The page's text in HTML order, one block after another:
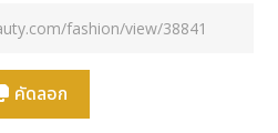
สามารถรับชมร้านเสมือนจริงได้
ร้านเพื่อยกระดับประสบกา
ารลูกค้าในทุกที่ ร้านเสมือนจริง
คัดลอก